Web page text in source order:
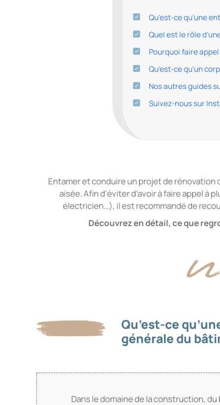
Qu’est-ce qu’une
Quel est le rôle
Pourquoi faire
Qu’est-ce qu’un
Nos autres guides
Suivez-nous sur
Entamer et conduire un projet de rénovation
aisée. Afin d’éviter d’avoir à faire appel
électricien…), il est recommandé de
Découvrez en détail, ce que
Qu’est-ce
générale du
Dans le domaine de la construction,